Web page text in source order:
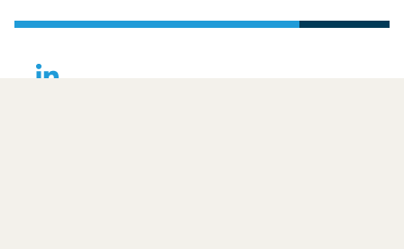
(Opent in een nieuw venster)